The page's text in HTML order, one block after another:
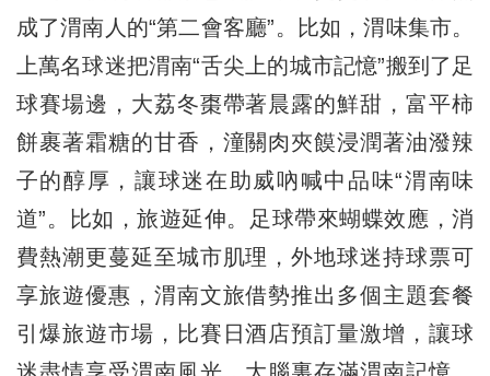
成了渭南人的“第二會客廳”。比如，渭味集市。
上萬名球迷把渭南“舌尖上的城市記憶”搬到了足
球賽場邊，大荔冬棗帶著晨露的鮮甜，富平柿
餅裹著霜糖的甘香，潼關肉夾饃浸潤著油潑辣
子的醇厚，讓球迷在助威吶喊中品味“渭南味
道”。比如，旅遊延伸。足球帶來蝴蝶效應，消
費熱潮更蔓延至城市肌理，外地球迷持球票可
享旅遊優惠，渭南文旅借勢推出多個主題套餐
引爆旅遊市場，比賽日酒店預訂量激增，讓球